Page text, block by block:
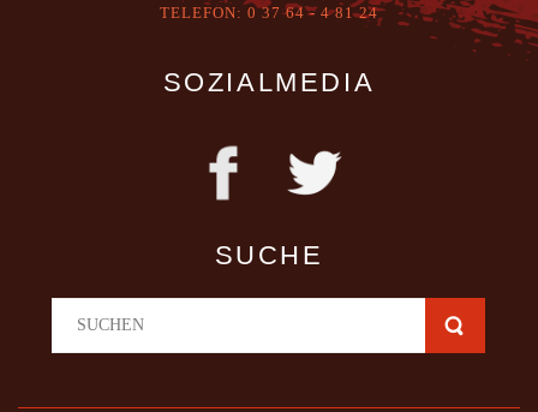
TELEFON: 0 37 64 - 4 81 24
SOZIALMEDIA
SUCHE